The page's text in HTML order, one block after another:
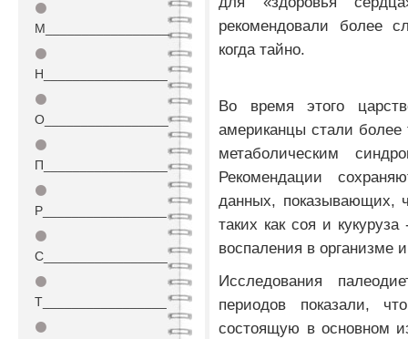
⚫
М_________________
⚫
Н_________________
⚫
О_________________
⚫
П_________________
⚫
Р_________________
⚫
С_________________
⚫
Т_________________
⚫
рекомендовали более
когда тайно.
Во время этого
американцы стали
метаболическим
Рекомендации
данных, показывающих,
таких как соя и
воспаления в организме
Исследования
периодов показали,
состоящую в основном